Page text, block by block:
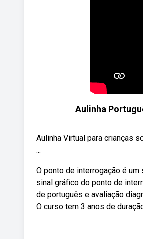
Aulinha
Aulinha Virtual para crianças
...
O ponto de interrogação é
sinal gráfico do ponto de
de português e avaliação
O curso tem 3 anos de